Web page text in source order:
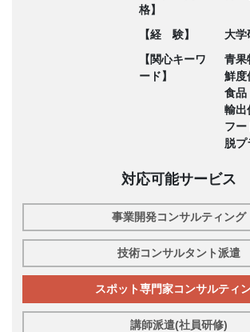
格】
【経 験】
大学
【関心キーワ
ード】
青果
鮮度
食品
輸出
フー
脱プ
対応可能サービス
事業開発コンサルティング
技術コンサルタント派遣
スポット専門家コンサルティ
講師派遣(社員研修)